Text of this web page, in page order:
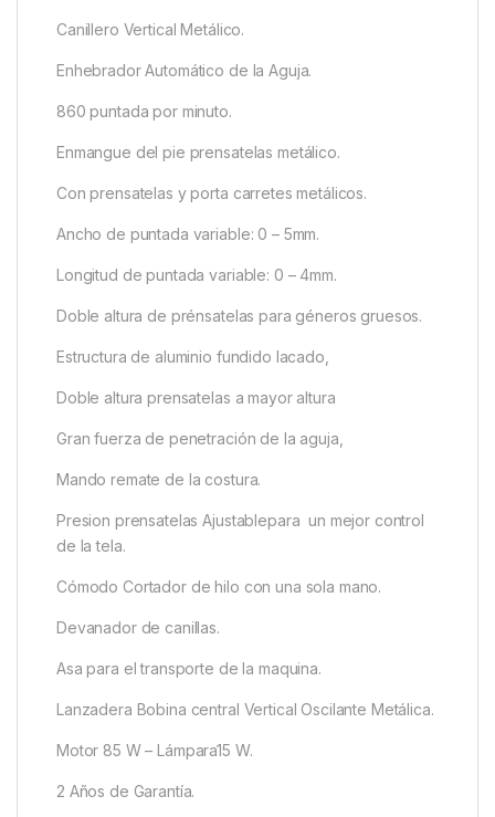
Canillero Vertical Metálico.
Enhebrador Automático de la Aguja.
860 puntada por minuto.
Enmangue del pie prensatelas metálico.
Con prensatelas y porta carretes metálicos.
Ancho de puntada variable: 0 – 5mm.
Longitud de puntada variable: 0 – 4mm.
Doble altura de prénsatelas para géneros gruesos.
Estructura de aluminio fundido lacado,
Doble altura prensatelas a mayor altura
Gran fuerza de penetración de la aguja,
Mando remate de la costura.
Presion prensatelas Ajustablepara un mejor control
de la tela.
Cómodo Cortador de hilo con una sola mano.
Devanador de canillas.
Asa para el transporte de la maquina.
Lanzadera Bobina central Vertical Oscilante Metálica.
Motor 85 W – Lámpara15 W.
2 Años de Garantía.